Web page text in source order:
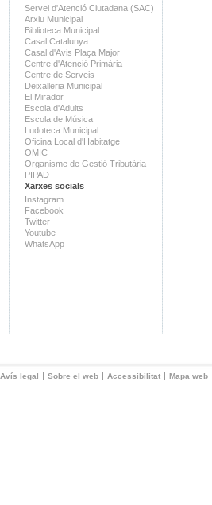
Servei d'Atenció Ciutadana (SAC)
Arxiu Municipal
Biblioteca Municipal
Casal Catalunya
Casal d'Avis Plaça Major
Centre d'Atenció Primària
Centre de Serveis
Deixalleria Municipal
El Mirador
Escola d'Adults
Escola de Música
Ludoteca Municipal
Oficina Local d'Habitatge
OMIC
Organisme de Gestió Tributària
PIPAD
Xarxes socials
Instagram
Facebook
Twitter
Youtube
WhatsApp
Avís legal Sobre el web Accessibilitat Mapa web